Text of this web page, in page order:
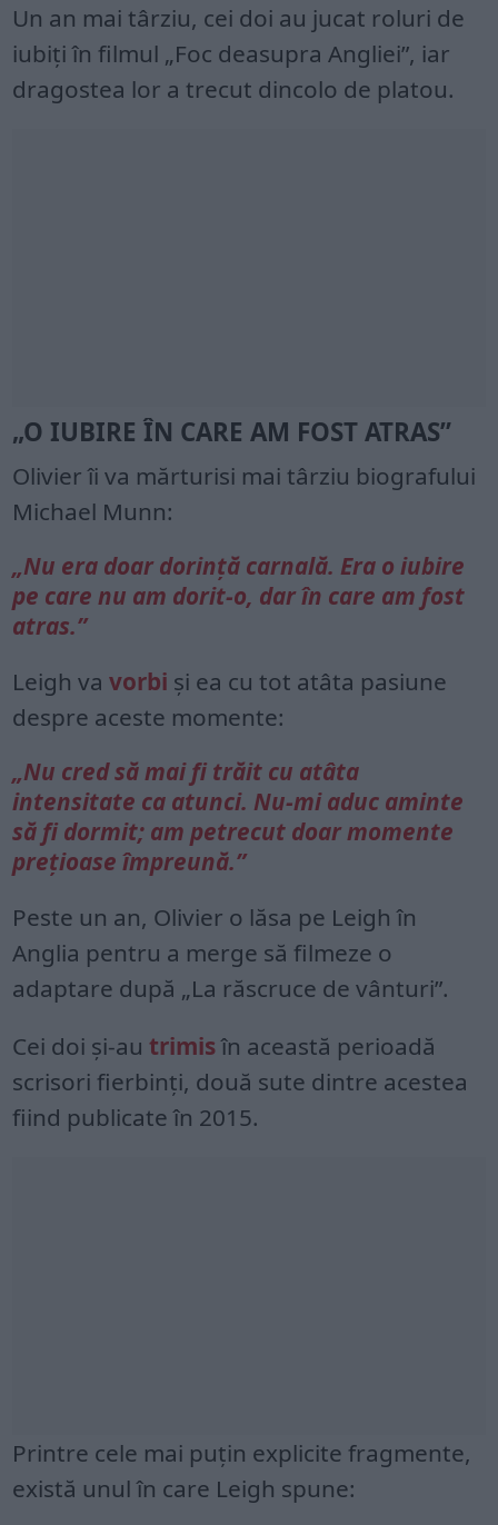
Un an mai târziu, cei doi au jucat roluri de
iubiți în filmul „Foc deasupra Angliei”, iar
dragostea lor a trecut dincolo de platou.
„O IUBIRE ÎN CARE AM FOST ATRAS”
Olivier îi va mărturisi mai târziu biografului
Michael Munn:
„Nu era doar dorință carnală. Era o iubire
pe care nu am dorit-o, dar în care am fost
atras.”
Leigh vavorbi și ea cu tot atâta pasiune
despre aceste momente:
„Nu cred să mai fi trăit cu atâta
intensitate ca atunci. Nu-mi aduc aminte
să fi dormit; am petrecut doar momente
prețioase împreună.”
Peste un an, Olivier o lăsa pe Leigh în
Anglia pentru a merge să filmeze o
adaptare după „La răscruce de vânturi”.
Cei doi și-autrimisîn această perioadă
scrisori fierbinți, două sute dintre acestea
fiind publicate în 2015.
Printre cele mai puțin explicite fragmente,
există unul în care Leigh spune: